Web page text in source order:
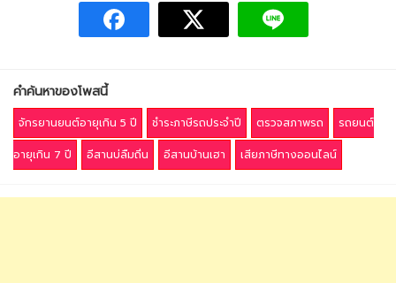
คำค้นหาของโพสนี้
จักรยานยนต์อายุเกิน 5 ปี ชำระภาษีรถประจำปี ตรวจสภาพรถ
รถยนต์
อายุเกิน 7 ปี
อีสานบ่ลืมถิ่น อีสานบ้านเฮา เสียภาษีทางออนไลน์